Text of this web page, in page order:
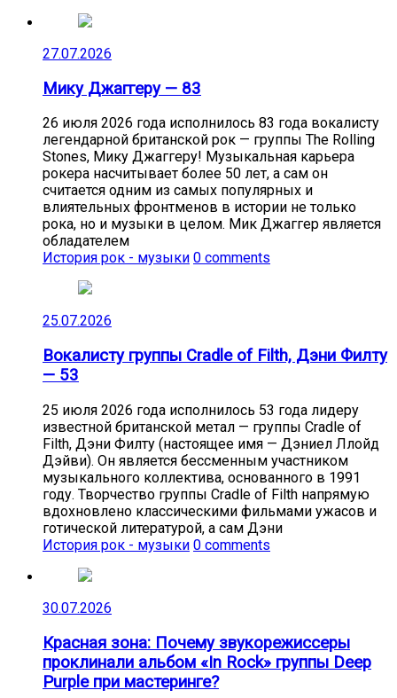
27.07.2026
Мику Джаггеру — 83
26 июля 2026 года исполнилось 83 года вокалисту
легендарной британской рок — группы The Rolling
Stones, Мику Джаггеру! Музыкальная карьера
рокера насчитывает более 50 лет, а сам он
считается одним из самых популярных и
влиятельных фронтменов в истории не только
рока, но и музыки в целом. Мик Джаггер является
обладателем
История рок - музыки 0 comments
25.07.2026
Вокалисту группы Cradle of Filth, Дэни Филту
— 53
25 июля 2026 года исполнилось 53 года лидеру
известной британской метал — группы Cradle of
Filth, Дэни Филту (настоящее имя — Дэниел Ллойд
Дэйви). Он является бессменным участником
музыкального коллектива, основанного в 1991
году. Творчество группы Cradle of Filth напрямую
вдохновлено классическими фильмами ужасов и
готической литературой, а сам Дэни
История рок - музыки 0 comments
30.07.2026
Красная зона: Почему звукорежиссеры
проклинали альбом «In Rock» группы Deep
Purple при мастеринге?